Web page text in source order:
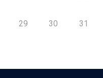
29 30 31